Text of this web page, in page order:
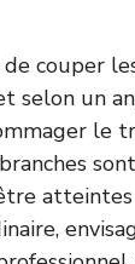
couper
selon un
le